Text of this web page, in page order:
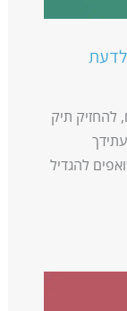
להחזיק תיק
להגדיל